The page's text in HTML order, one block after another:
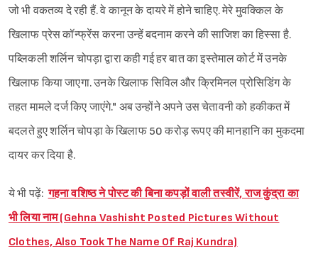
जो भी वकतव्य दे रही हैं. वे कानून के दायरे में होने चाहिए. मेरे मुवक्किल के
खिलाफ प्रेस कॉन्फ्रेंस करना उन्हें बदनाम करने की साजिश का हिस्सा है.
पब्लिकली शर्लिन चोपड़ा द्वारा कही गई हर बात का इस्तेमाल कोर्ट में उनके
खिलाफ किया जाएगा. उनके खिलाफ सिविल और क्रिमिनल प्रोसिडिंग के
तहत मामले दर्ज किए जाएंगे." अब उन्होंने अपने उस चेतावनी को हकीकत में
बदलते हुए शर्लिन चोपड़ा के खिलाफ 50 करोड़ रूपए की मानहानि का मुकदमा
दायर कर दिया है.
ये भी पढ़ें:गहना वशिष्ठ ने पोस्ट की बिना कपड़ों वाली तस्वीरें, राज कुंद्रा का
भी लिया नाम (Gehna Vashisht Posted Pictures Without
Clothes, Also Took The Name Of Raj Kundra)